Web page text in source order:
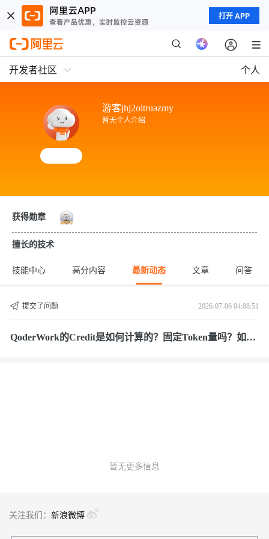
打开 APP
开发者社区 个人
游客jhj2oltruazmy
暂无个人介绍
获得勋章
擅长的技术
技能中心 高分内容 最新动态 文章 问答
提交了问题 2026-07-06 04:08:51
QoderWork的Credit是如何计算的？固定Token量吗？如何
暂无更多信息
关注我们： 新浪微博